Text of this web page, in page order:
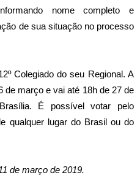
nome completo e
de sua situação no processo
Colegiado do seu Regional. A
de março e vai até 18h de 27 de
É possível votar pelo
qualquer lugar do Brasil ou do
de março de 2019.